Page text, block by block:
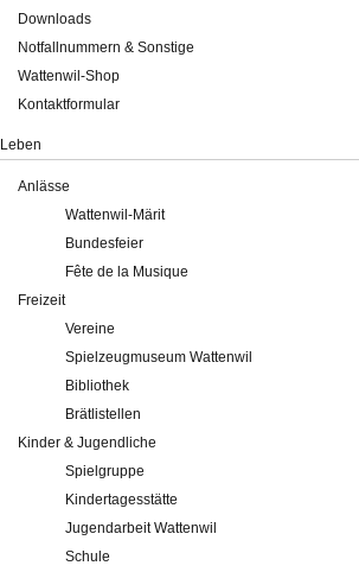
Downloads
Notfallnummern & Sonstige
Wattenwil-Shop
Kontaktformular
Leben
Anlässe
Wattenwil-Märit
Bundesfeier
Fête de la Musique
Freizeit
Vereine
Spielzeugmuseum Wattenwil
Bibliothek
Brätlistellen
Kinder & Jugendliche
Spielgruppe
Kindertagesstätte
Jugendarbeit Wattenwil
Schule